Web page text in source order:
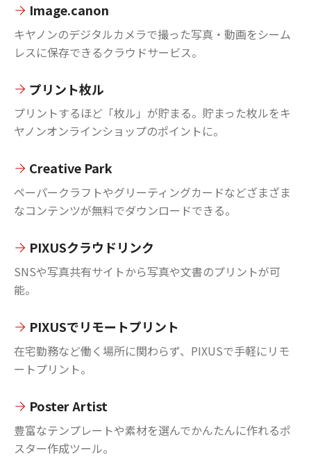
Image.canon
キヤノンのデジタルカメラで撮った写真・動画をシーム
レスに保存できるクラウドサービス。
プリント枚ル
プリントするほど「枚ル」が貯まる。貯まった枚ルをキ
ヤノンオンラインショップのポイントに。
Creative Park
ペーパークラフトやグリーティングカードなどざまざま
なコンテンツが無料でダウンロードできる。
PIXUSクラウドリンク
SNSや写真共有サイトから写真や文書のプリントが可
能。
PIXUSでリモートプリント
在宅勤務など働く場所に関わらず、PIXUSで手軽にリモ
ートプリント。
Poster Artist
豊富なテンプレートや素材を選んでかんたんに作れるポ
スター作成ツール。